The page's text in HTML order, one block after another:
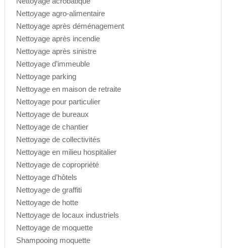
Nettoyage agro-alimentaire
Nettoyage après déménagement
Nettoyage après incendie
Nettoyage après sinistre
Nettoyage d’immeuble
Nettoyage parking
Nettoyage en maison de retraite
Nettoyage pour particulier
Nettoyage de bureaux
Nettoyage de chantier
Nettoyage de collectivités
Nettoyage en milieu hospitalier
Nettoyage de copropriété
Nettoyage d’hôtels
Nettoyage de graffiti
Nettoyage de hotte
Nettoyage de locaux industriels
Nettoyage de moquette
Shampooing moquette